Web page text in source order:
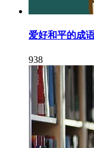
爱好和平的成
938